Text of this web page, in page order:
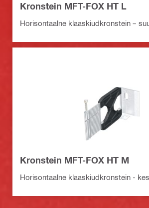
Kronstein MFT-FOX HT L
Horisontaalne klaaskiudkronstein –
Kronstein MFT-FOX HT M
Horisontaalne klaaskiudkronstein -